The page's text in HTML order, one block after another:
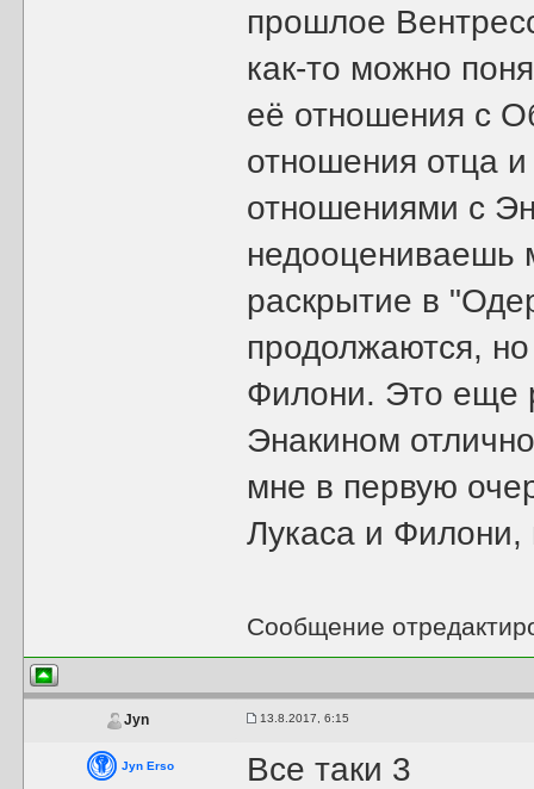
прошлое
как-то можно
её отношения с
отношения отца
отношениями с
недооцениваешь
раскрытие в
продолжаются,
Филони. Это еще
Энакином
мне в первую
Лукаса и Филони,
Сообщение
Jyn 13.8.2017, 6:15
Jyn Erso Все таки 3